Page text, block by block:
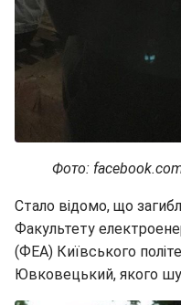
Фото:
Стало відомо, що
Факультету
(ФЕА) Київського
Ювковецький, якого